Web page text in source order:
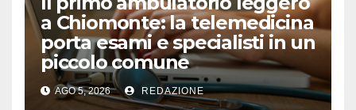
a Chiomonte: la telemedicina
porta esami e specialisti in un
piccolo comune
AGO 5, 2026 REDAZIONE